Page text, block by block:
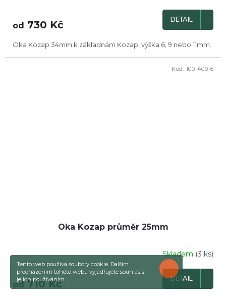
Tento web používá soubory cookie. Dalším
procházením tohoto webu vyjadřujete souhlas s
jejich používáním.
ROZUMÍM
od 730 Kč DETAIL
Oka Kozap 34mm k základnám Kozap, výška 6, 9 nebo 11mm.
Oka Kozap průměr 25mm
Skladem (3 ks)
od 710 Kč DETAIL
Kód: 1001400-6